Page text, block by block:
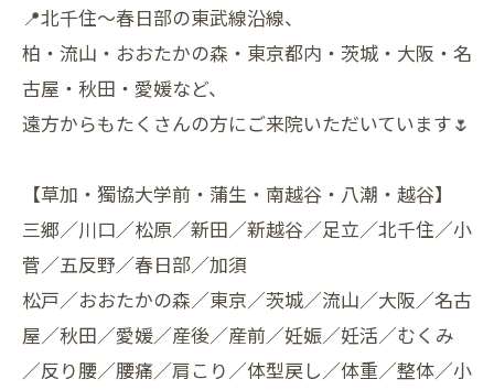
📍北千住〜春日部の東武線沿線、
柏・流山・おおたかの森・東京都内・茨城・大阪・名
古屋・秋田・愛媛など、
遠方からもたくさんの方にご来院いただいています🌷
【草加・獨協大学前・蒲生・南越谷・八潮・越谷】
三郷／川口／松原／新田／新越谷／足立／北千住／小
菅／五反野／春日部／加須
松戸／おおたかの森／東京／茨城／流山／大阪／名古
屋／秋田／愛媛／産後／産前／妊娠／妊活／むくみ
／反り腰／腰痛／肩こり／体型戻し／体重／整体／小